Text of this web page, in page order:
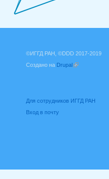
©ИГГД РАН, ©DDD 2017-2019
Создано на Drupal
Для сотрудников ИГГД РАН
Вход в почту